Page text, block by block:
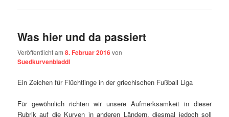
Was hier und da passiert
Veröffentlicht am8. Februar 2016von
Suedkurvenbladdl
Ein Zeichen für Flüchtlinge in der griechischen Fußball Liga
Für gewöhnlich richten wir unsere Aufmerksamkeit in dieser
Rubrik auf die Kurven in anderen Ländern, diesmal jedoch soll